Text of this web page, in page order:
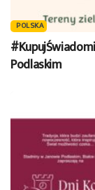
POLSKA
Podlaskim